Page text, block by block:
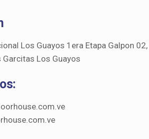
Los Guayos 1era Etapa Galpon
Garcitas Los Guayos